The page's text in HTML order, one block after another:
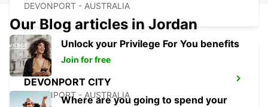
DEVONPORT - AUSTRALIA
DEVONPORT CITY
DEVONPORT - AUSTRALIA
Our Blog articles in Jordan
Unlock your Privilege For You benefits
Join for free
Where are you going to spend your